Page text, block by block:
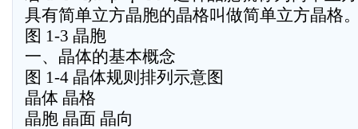
具有简单立方晶胞的晶格叫做简单立方晶格
图 1-3 晶胞
一、晶体的基本概念
图 1-4 晶体规则排列示意图
晶体 晶格
晶胞 晶面 晶向